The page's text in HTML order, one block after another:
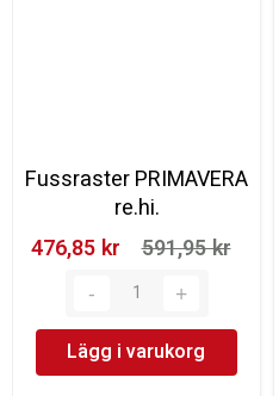
Fussraster PRIMAVERA
re.hi.
476,85 kr‎
591,95 kr‎
Lägg i varukorg